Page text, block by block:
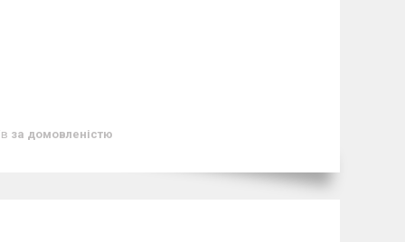
за домовленістю